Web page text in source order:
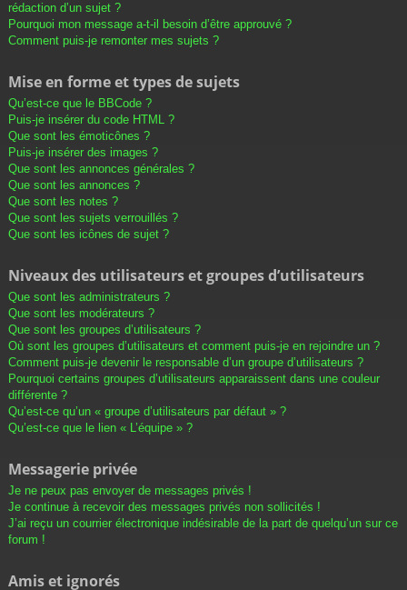
rédaction d’un sujet ?
Pourquoi mon message a-t-il besoin d’être approuvé ?
Comment puis-je remonter mes sujets ?
Mise en forme et types de sujets
Qu’est-ce que le BBCode ?
Puis-je insérer du code HTML ?
Que sont les émoticônes ?
Puis-je insérer des images ?
Que sont les annonces générales ?
Que sont les annonces ?
Que sont les notes ?
Que sont les sujets verrouillés ?
Que sont les icônes de sujet ?
Niveaux des utilisateurs et groupes d’utilisateurs
Que sont les administrateurs ?
Que sont les modérateurs ?
Que sont les groupes d’utilisateurs ?
Où sont les groupes d’utilisateurs et comment puis-je en rejoindre un ?
Comment puis-je devenir le responsable d’un groupe d’utilisateurs ?
Pourquoi certains groupes d’utilisateurs apparaissent dans une couleur
différente ?
Qu’est-ce qu’un « groupe d’utilisateurs par défaut » ?
Qu’est-ce que le lien « L’équipe » ?
Messagerie privée
Je ne peux pas envoyer de messages privés !
Je continue à recevoir des messages privés non sollicités !
J’ai reçu un courrier électronique indésirable de la part de quelqu’un sur ce
forum !
Amis et ignorés